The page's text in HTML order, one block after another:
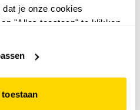
je onze cookies
"Alles toestaan" te klikken.
toestaan